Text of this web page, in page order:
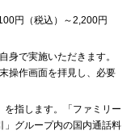
円（税込）～2,200円
身で実施いただきます。
操作画面を拝見し、必要
を指します。「ファミリー
」グループ内の国内通話料